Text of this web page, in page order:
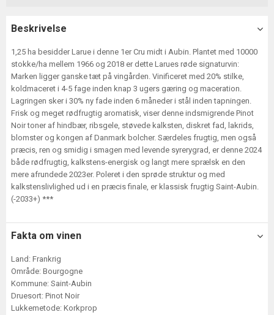
Beskrivelse
1,25 ha besidder Larue i denne 1er Cru midt i Aubin. Plantet med 10000
stokke/ha mellem 1966 og 2018 er dette Larues røde signaturvin:
Marken ligger ganske tæt på vingården. Vinificeret med 20% stilke,
koldmaceret i 4-5 fage inden knap 3 ugers gæring og maceration.
Lagringen sker i 30% ny fade inden 6 måneder i stål inden tapningen.
Frisk og meget rødfrugtig aromatisk, viser denne indsmigrende Pinot
Noir toner af hindbær, ribsgele, støvede kalksten, diskret fad, lakrids,
blomster og kongen af Danmark bolcher. Særdeles frugtig, men også
præcis, ren og smidig i smagen med levende syrerygrad, er denne 2024
både rødfrugtig, kalkstens-energisk og langt mere sprælsk en den
mere afrundede 2023er. Poleret i den sprøde struktur og med
kalkstenslivlighed ud i en præcis finale, er klassisk frugtig Saint-Aubin.
(-2033+) ***
Fakta om vinen
Land: Frankrig
Område: Bourgogne
Kommune: Saint-Aubin
Druesort: Pinot Noir
Lukkemetode: Korkprop